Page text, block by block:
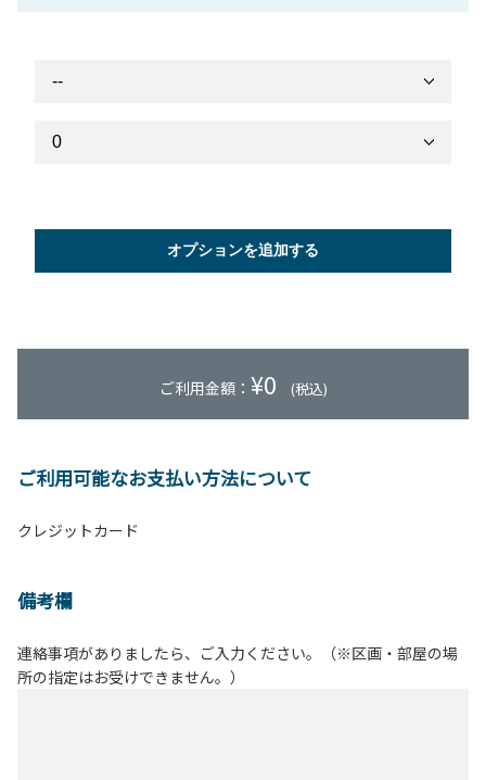
オプションを追加する
ご利用金額： ¥0 (税込)
ご利用可能なお支払い方法について
クレジットカード
備考欄
連絡事項がありましたら、ご入力ください。（※区画・部屋の場
所の指定はお受けできません。）